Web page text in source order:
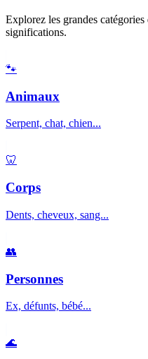
Explorez les grandes
significations.
🐾
Animaux
Serpent, chat, chien...
🦷
Corps
Dents, cheveux, sang...
👥
Personnes
Ex, défunts, bébé...
🌊